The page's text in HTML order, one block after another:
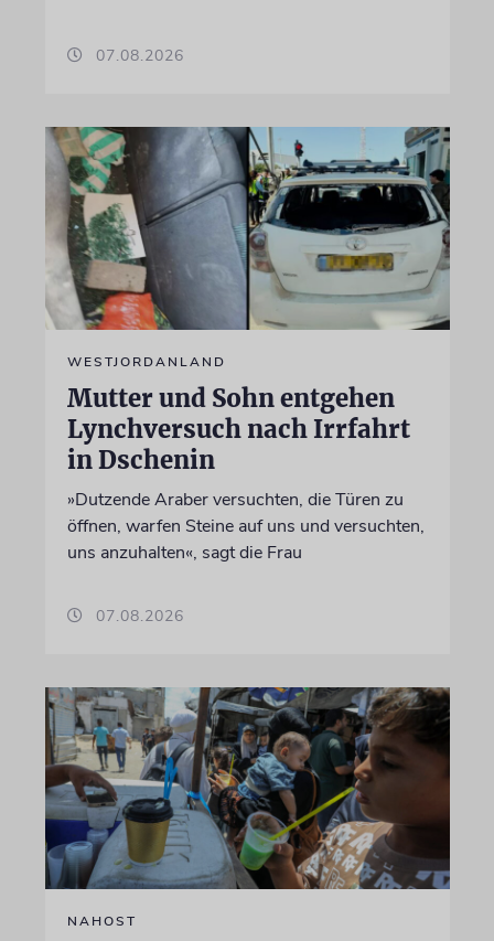
07.08.2026
WESTJORDANLAND
Mutter und Sohn entgehen
Lynchversuch nach Irrfahrt
in Dschenin
»Dutzende Araber versuchten, die Türen zu
öffnen, warfen Steine auf uns und versuchten,
uns anzuhalten«, sagt die Frau
07.08.2026
NAHOST